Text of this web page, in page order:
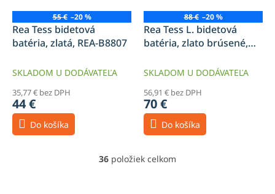
55 € –20 %
Rea Tess bidetová
batéria, zlatá, REA-B8807
SKLADOM U DODÁVATEĽA
35,77 € bez DPH
44 €
Do košíka
88 € –20 %
Rea Tess L. bidetová
batéria, zlato brúsené,
SKLADOM U DODÁVATEĽA
56,91 € bez DPH
70 €
Do košíka
O
36 položiek celkom